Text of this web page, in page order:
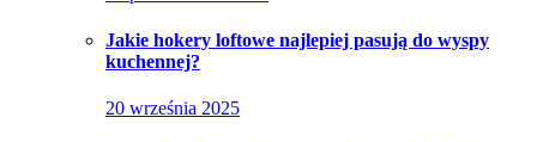
Jakie hokery loftowe najlepiej pasują do wyspy
kuchennej?
20 września 2025